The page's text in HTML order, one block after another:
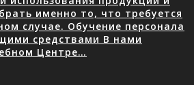
именно то, что требуется
случае. Обучение персонала
средствами В нами
Центре…